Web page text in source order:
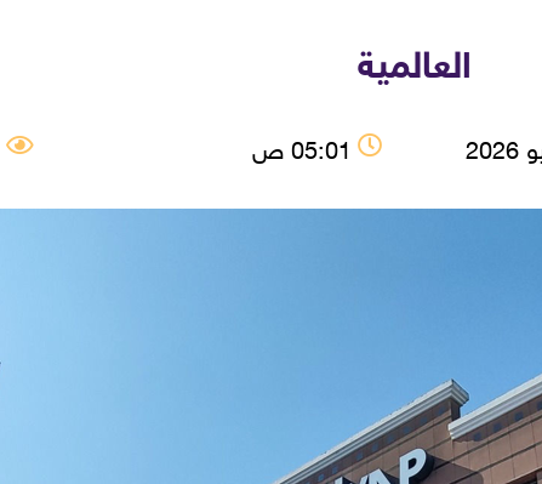
العالمية
05:01 ص